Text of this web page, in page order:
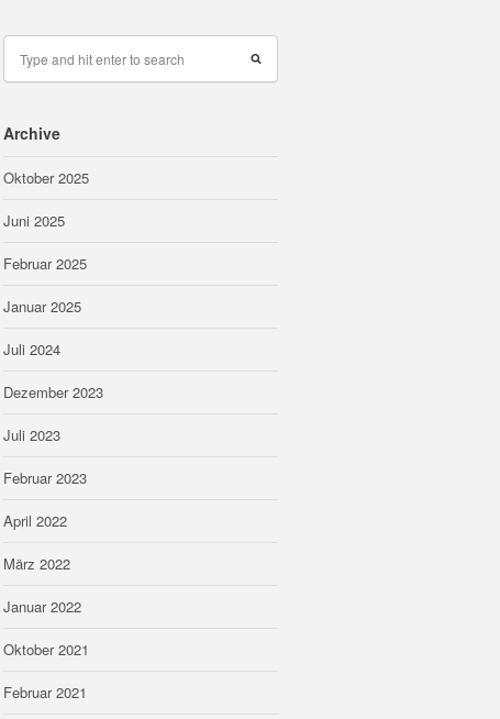
Archive
Oktober 2025
Juni 2025
Februar 2025
Januar 2025
Juli 2024
Dezember 2023
Juli 2023
Februar 2023
April 2022
März 2022
Januar 2022
Oktober 2021
Februar 2021